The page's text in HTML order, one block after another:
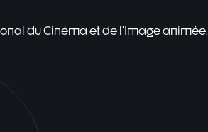
du Cinéma et de l'Image animée.